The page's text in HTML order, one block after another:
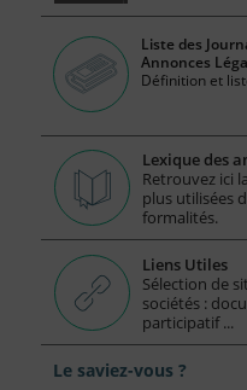
Liste des
Annonces
Définition et
Lexique des
Retrouvez ici
plus utilisées
formalités.
Liens Utiles
Sélection de
sociétés :
participatif ...
Le saviez-vous ?